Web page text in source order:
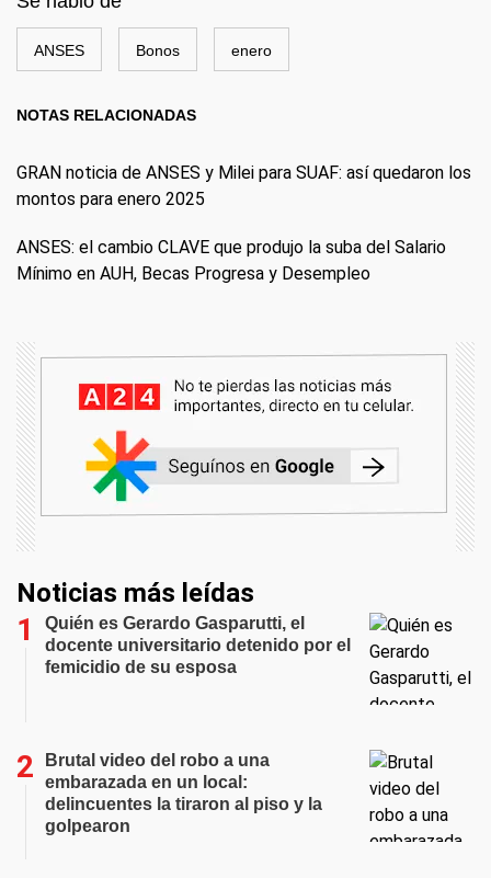
ANSES Bonos enero
NOTAS RELACIONADAS
GRAN noticia de ANSES y Milei para SUAF: así quedaron los
montos para enero 2025
ANSES: el cambio CLAVE que produjo la suba del Salario
Mínimo en AUH, Becas Progresa y Desempleo
Noticias más leídas
Quién es Gerardo Gasparutti, el
docente universitario detenido por el
femicidio de su esposa
Brutal video del robo a una
embarazada en un local:
delincuentes la tiraron al piso y la
golpearon